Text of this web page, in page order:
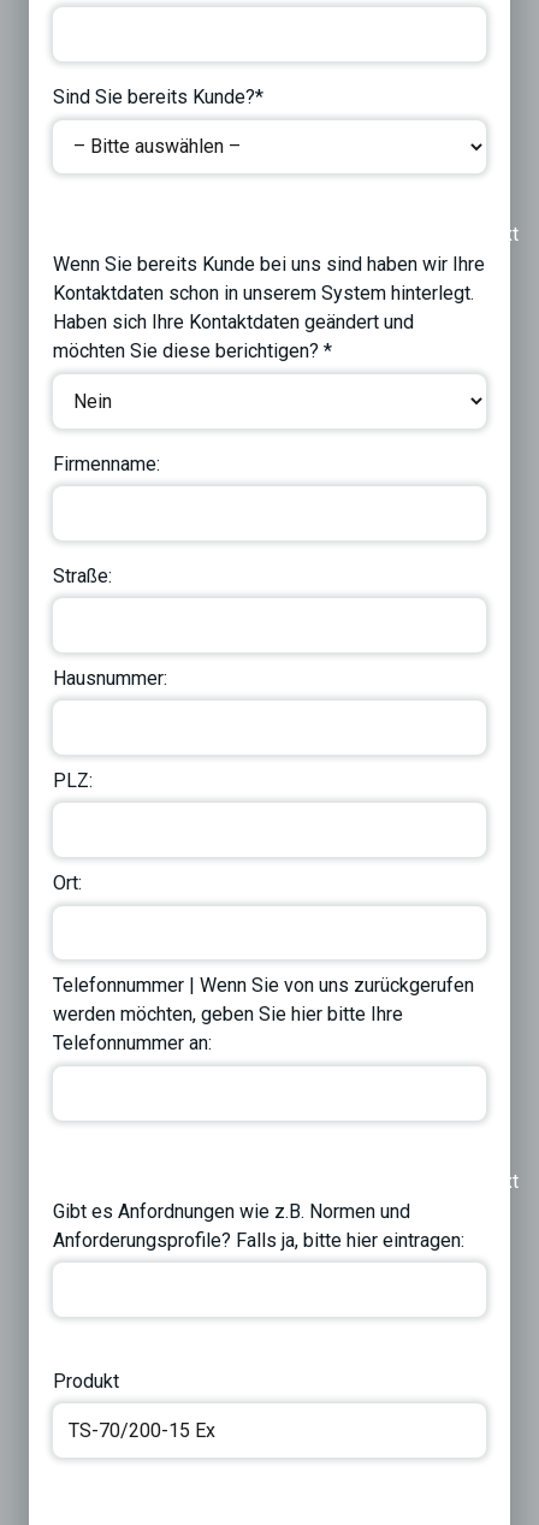
Sind Sie bereits Kunde?*
Next
Wenn Sie bereits Kunde bei uns sind haben wir Ihre
Kontaktdaten schon in unserem System hinterlegt.
Haben sich Ihre Kontaktdaten geändert und
möchten Sie diese berichtigen? *
Firmenname:
Straße:
Hausnummer:
PLZ:
Ort:
Telefonnummer | Wenn Sie von uns zurückgerufen
werden möchten, geben Sie hier bitte Ihre
Telefonnummer an:
Next
Gibt es Anfordnungen wie z.B. Normen und
Anforderungsprofile? Falls ja, bitte hier eintragen:
Produkt